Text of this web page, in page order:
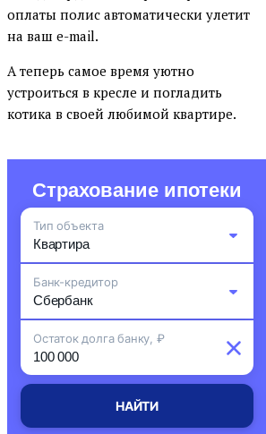
оплаты полис автоматически улетит
на ваш e-mail.
А теперь самое время уютно
устроиться в кресле и погладить
котика в своей любимой квартире.
Страхование ипотеки
Тип объекта
Квартира
Комната
Частный дом
Земельный участок
Апартаменты
Таунхаус
Банк-кредитор
Сбербанк
ДОМ.РФ Банк
Остаток долга банку, ₽
НАЙТИ